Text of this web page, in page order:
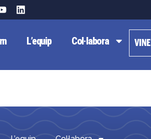
L’equip Col·labora